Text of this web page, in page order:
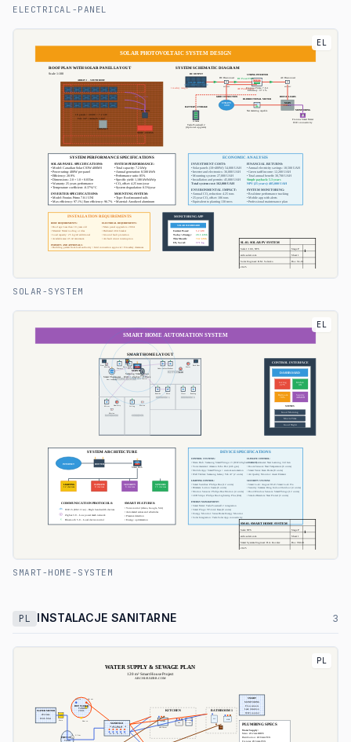
ELECTRICAL-PANEL
EL
SOLAR-SYSTEM
EL
SMART-HOME-SYSTEM
PL INSTALACJE SANITARNE 3
PL